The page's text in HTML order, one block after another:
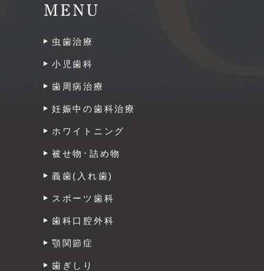
MENU
虫歯治療
小児歯科
歯周病治療
妊娠中の歯科治療
ホワイトニング
被せ物･詰め物
義歯(入れ歯)
スポーツ歯科
歯科口腔外科
顎関節症
歯ぎしり